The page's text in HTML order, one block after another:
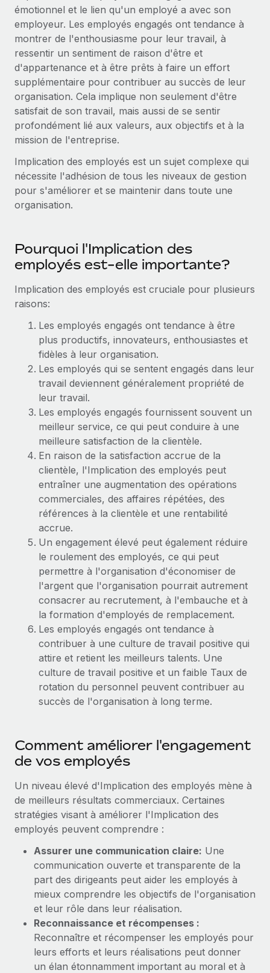
Gestion des freelances
Intégrez et gérez vos freelances partout dans le monde
PEO
Sous-traitez les opérations complexes liées à l’emploi
INFRASTRUCTURE
Intégration Remote
Intégrez vos RH aux flux de travail en toute simplicité
Plateforme
Des fonctions RH clés intégrées pour votre équipe
Connecter
Nouveau
Connectez n'importe quel outil d’IA à Remote grâce à
Intégrations
Rationalisez vos processus avec des outils essentiels
SERVICES
Demandez aux experts
Recevez des conseils d’experts sur les RH à
l’international et la conformité
Contrôles d’antécédents
Simplifiez vos processus de présélection des
candidats
Remote Watchtower
Gardez un temps d’avance sur les risques en
matière de conformité
Gestion des appareils
Achetez et suivez vos équipements informatiques
Création d’entité
Établissez des entités rapidement et en toute
conformité
Mobilité et déménagement international
Organisez facilement le déménagement de vos
employés
Avantages sociaux
Gérez facilement les avantages sociaux
Comparer Remote
Examinez notre service par rapport aux autres
CROISSANCE
Start-ups
Des solutions agiles et internationales pour les RH et la
paie des entreprises en pleine croissance
Entreprises intermédiaires
mesure
Entreprise
Les RH à l’international pour les grandes entreprises
TRAVAILLONS ENSEMBLE
Partenaires stratégiques de la tech
Devenir partenaire
Remote Build Bientôt disponible
Conseil en intégrations et automatisations assistées par
l’IA
ÉTUDES DE CAS
Comment Weaviate, l'as de l'IA, a développé
ses effectifs de 120 % avec Remote
Weaviate en bref Weaviate crée des infrastructures open
source et AI-first. Sa mission est...
En savoir plus
Intégration Remote x BambooHR : du local à
l’international, le recrutement sans changer de
plateforme
Impact Les clients BambooHR peuvent désormais
embaucher et gérer les employés internationaux...
En savoir plus
pays
Calculateur de paiement des freelances
Découvrez les devises disponibles et les vitesses de
paiement pour vos freelances internationaux
APPRENDRE AVEC REMOTE
Recherche et guides
Glossaire RH
Checklists et modèles
Webinaires
Événements
Salle de presse
Données sur les salaires et les talents
Centre de ressources
Obtenir de l’aide
Voir toutes les ressources
Paie multipays
EOR et PEO
Gestion des freelances
Taxes
Explorer le blog
Mises à jour des produits de Remote :
Intégrations Gusto et Xero et Gestion des
freelances Plus
toute taille à embaucher, gérer et payer...
En savoir plus
Comment Phiture gère ses 55 employés
répartis dans 19 pays grâce à Remote
croissance mobile internationale, encourage les...
En savoir plus
Nederlands
Français
Deutsch
Español
Italiano
Português (Portugal)
日本語
中文（简体）
Connexion
émotionnel et le lien qu'un employé a avec son
employeur. Les employés engagés ont tendance à
montrer de l'enthousiasme pour leur travail, à
ressentir un sentiment de raison d'être et
d'appartenance et à être prêts à faire un effort
supplémentaire pour contribuer au succès de leur
organisation. Cela implique non seulement d'être
satisfait de son travail, mais aussi de se sentir
profondément lié aux valeurs, aux objectifs et à la
mission de l'entreprise.
Implication des employés est un sujet complexe qui
nécessite l'adhésion de tous les niveaux de gestion
pour s'améliorer et se maintenir dans toute une
organisation.
Pourquoi l'Implication des
employés est-elle importante?
Implication des employés est cruciale pour plusieurs
raisons:
Les employés engagés ont tendance à être
plus productifs, innovateurs, enthousiastes et
fidèles à leur organisation.
Les employés qui se sentent engagés dans leur
travail deviennent généralement propriété de
leur travail.
Les employés engagés fournissent souvent un
meilleur service, ce qui peut conduire à une
meilleure satisfaction de la clientèle.
En raison de la satisfaction accrue de la
clientèle, l'Implication des employés peut
entraîner une augmentation des opérations
commerciales, des affaires répétées, des
références à la clientèle et une rentabilité
accrue.
Un engagement élevé peut également réduire
le roulement des employés, ce qui peut
permettre à l'organisation d'économiser de
l'argent que l'organisation pourrait autrement
consacrer au recrutement, à l'embauche et à
la formation d'employés de remplacement.
Les employés engagés ont tendance à
contribuer à une culture de travail positive qui
attire et retient les meilleurs talents. Une
culture de travail positive et un faible Taux de
rotation du personnel peuvent contribuer au
succès de l'organisation à long terme.
Comment améliorer l'engagement
de vos employés
Un niveau élevé d'Implication des employés mène à
de meilleurs résultats commerciaux. Certaines
stratégies visant à améliorer l'Implication des
employés peuvent comprendre :
Assurer une communication claire: Une
communication ouverte et transparente de la
part des dirigeants peut aider les employés à
mieux comprendre les objectifs de l'organisation
et leur rôle dans leur réalisation.
Reconnaissance et récompenses :
Reconnaître et récompenser les employés pour
leurs efforts et leurs réalisations peut donner
un élan étonnamment important au moral et à